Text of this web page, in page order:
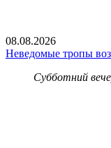
08.08.2026
Неведомые тропы
Субботний